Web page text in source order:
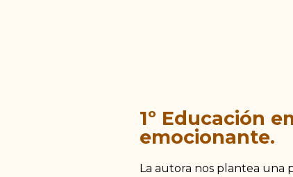
1º Educación
emocionante.
La autora nos plantea